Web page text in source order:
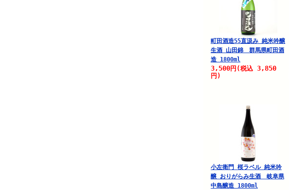
町田酒造55直汲み 純米吟醸
生酒 山田錦 群馬県町田酒
造 1800ml
3,500円 (税込 3,850
円)
小左衛門 桜ラベル 純米吟
醸 おりがらみ生酒 岐阜県
中島醸造 1800ml